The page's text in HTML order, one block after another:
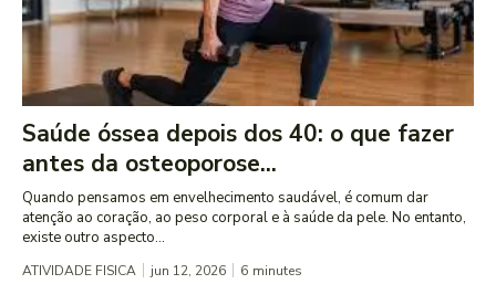
Saúde óssea depois dos 40: o que fazer
antes da osteoporose...
Quando pensamos em envelhecimento saudável, é comum dar
atenção ao coração, ao peso corporal e à saúde da pele. No entanto,
existe outro aspecto...
ATIVIDADE FISICA jun 12, 2026 6 minutes